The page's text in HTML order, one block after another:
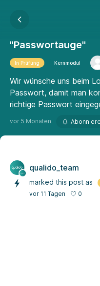
"Passwortauge"
In Prüfung Kernmodul
Wir wünsche uns beim
Passwort, damit man
richtige Passwort
vor 5 Monaten
qualido_team
marked this post as
vor 11 Tagen 0